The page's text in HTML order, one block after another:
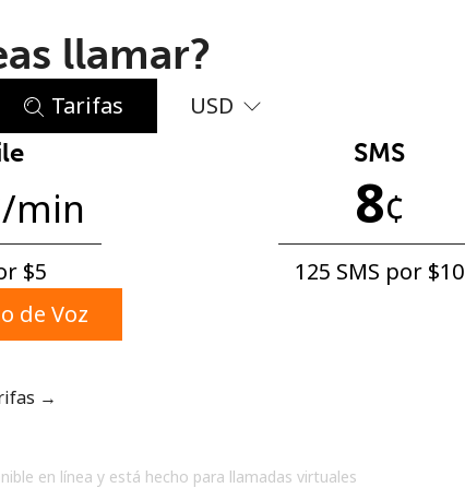
creado una contraseña
llamar?
Tarifas USD
/min
⁦$5⁩
SMS
8¢
125 SMS por ⁦$10⁩
de Voz
→
en línea y está hecho para llamadas virtuales